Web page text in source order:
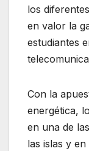
los
en valor la
estudiantes
Con la
energética,
en una de
las islas y